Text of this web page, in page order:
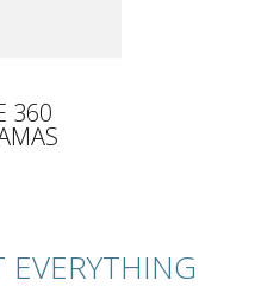
360
EVERYTHING